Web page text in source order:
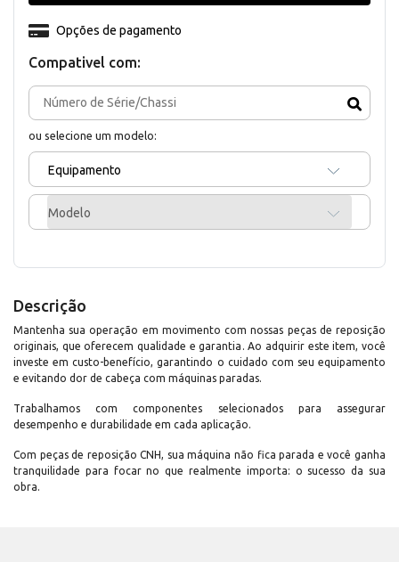
Compativel com:
ou selecione um modelo:
Equipamento
Modelo
Opções de pagamento
Descrição
Mantenha sua operação em movimento com nossas peças de reposição
originais, que oferecem qualidade e garantia. Ao adquirir este item, você
investe em custo-benefício, garantindo o cuidado com seu equipamento
e evitando dor de cabeça com máquinas paradas.
Trabalhamos com componentes selecionados para assegurar
desempenho e durabilidade em cada aplicação.
Com peças de reposição CNH, sua máquina não fica parada e você ganha
tranquilidade para focar no que realmente importa: o sucesso da sua
obra.